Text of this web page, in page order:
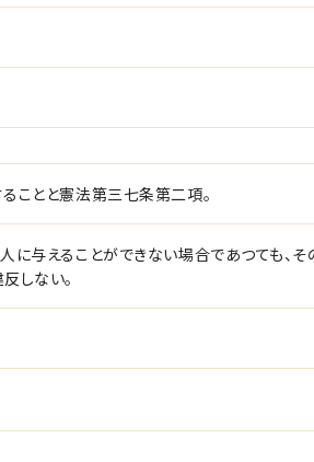
ことと憲法第三七条第二項。
与えることができない場合であつても、
しない。